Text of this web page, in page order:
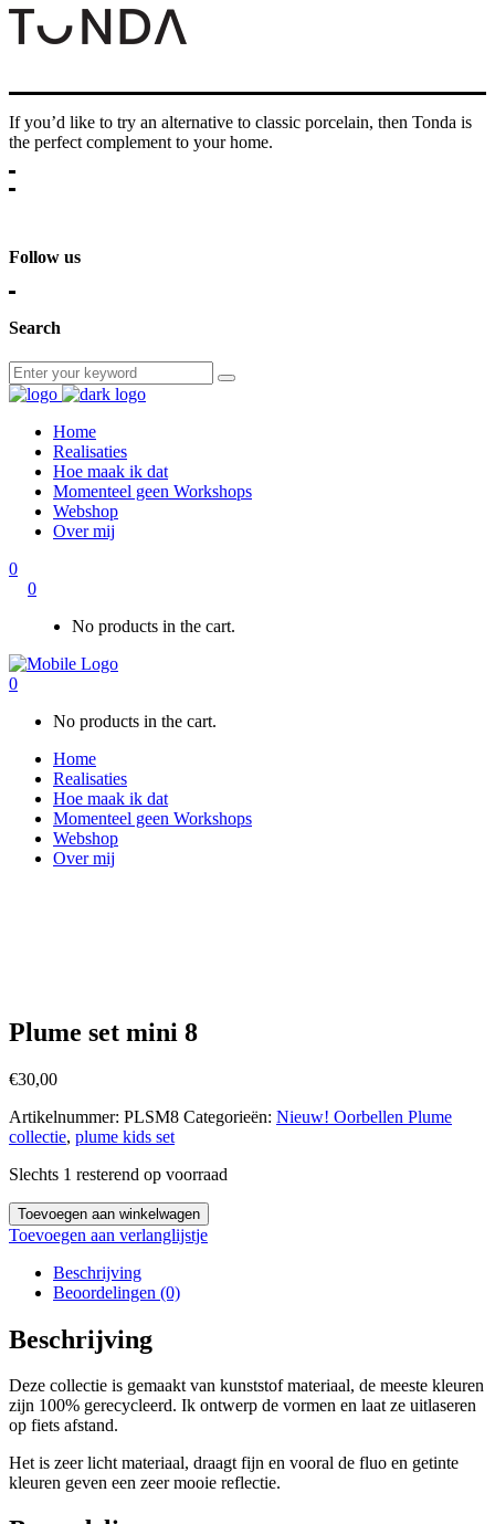
If you’d like to try an alternative to classic porcelain, then Tonda is
the perfect complement to your home.
Follow us
Search
Home
Realisaties
Hoe maak ik dat
Momenteel geen Workshops
Webshop
Over mij
0
0
No products in the cart.
0
No products in the cart.
Home
Realisaties
Hoe maak ik dat
Momenteel geen Workshops
Webshop
Over mij
Plume set mini 8
€30,00
Artikelnummer: PLSM8 Categorieën: Nieuw! Oorbellen Plume
collectie, plume kids set
Slechts 1 resterend op voorraad
Toevoegen aan winkelwagen
Toevoegen aan verlanglijstje
Beschrijving
Beoordelingen (0)
Beschrijving
Deze collectie is gemaakt van kunststof materiaal, de meeste kleuren
zijn 100% gerecycleerd. Ik ontwerp de vormen en laat ze uitlaseren
op fiets afstand.
Het is zeer licht materiaal, draagt fijn en vooral de fluo en getinte
kleuren geven een zeer mooie reflectie.